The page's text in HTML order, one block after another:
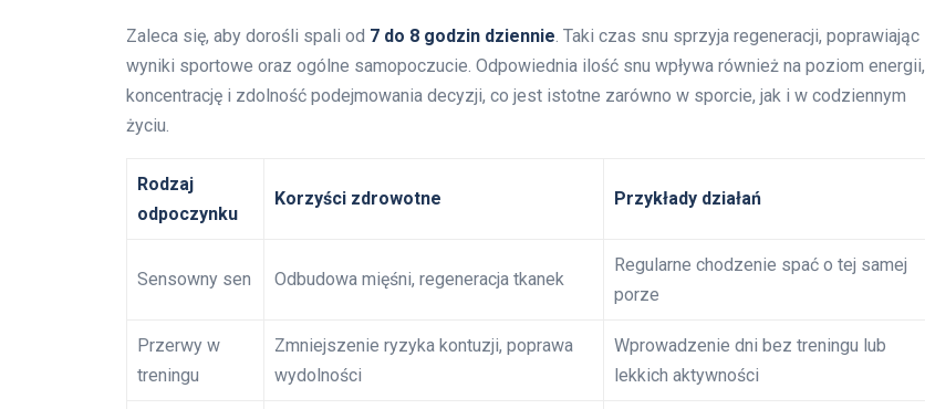
Zaleca się, aby dorośli spali od 7 do 8 godzin dziennie . Taki czas snu sprzyja regeneracji, poprawiając
wyniki sportowe oraz ogólne samopoczucie. Odpowiednia ilość snu wpływa również na poziom energii,
koncentrację i zdolność podejmowania decyzji, co jest istotne zarówno w sporcie, jak i w codziennym
życiu.
Rodzaj
odpoczynku
Korzyści zdrowotne Przykłady działań
Sensowny sen Odbudowa mięśni, regeneracja tkanek
Regularne chodzenie spać o tej samej
porze
Przerwy w
treningu
Zmniejszenie ryzyka kontuzji, poprawa
wydolności
Wprowadzenie dni bez treningu lub
lekkich aktywności